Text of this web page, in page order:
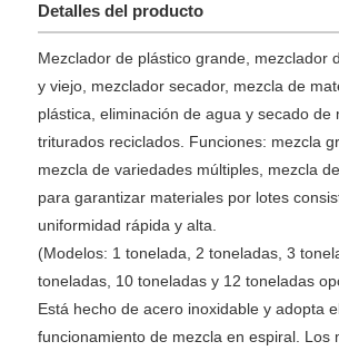
Detalles del producto
Mezclador de plástico grande, mezclador
y viejo, mezclador secador, mezcla de
plástica, eliminación de agua y secado de
triturados reciclados. Funciones: mezcla
mezcla de variedades múltiples, mezcla
para garantizar materiales por lotes
uniformidad rápida y alta.
(Modelos: 1 tonelada, 2 toneladas, 3
toneladas, 10 toneladas y 12 toneladas
Está hecho de acero inoxidable y adopta
funcionamiento de mezcla en espiral. Los